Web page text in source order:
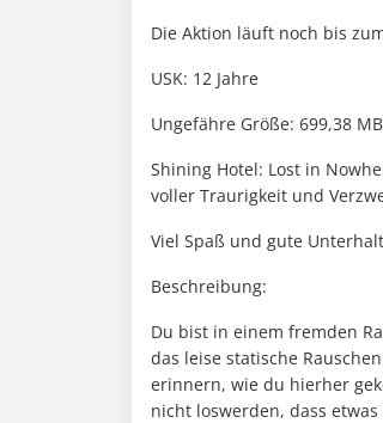
Die Aktion läuft noch bis
USK: 12 Jahre
Ungefähre Größe: 699,38 MB
Shining Hotel: Lost in
voller Traurigkeit und
Viel Spaß und gute
Beschreibung:
Du bist in einem fremden
das leise statische
erinnern, wie du hierher
nicht loswerden, dass